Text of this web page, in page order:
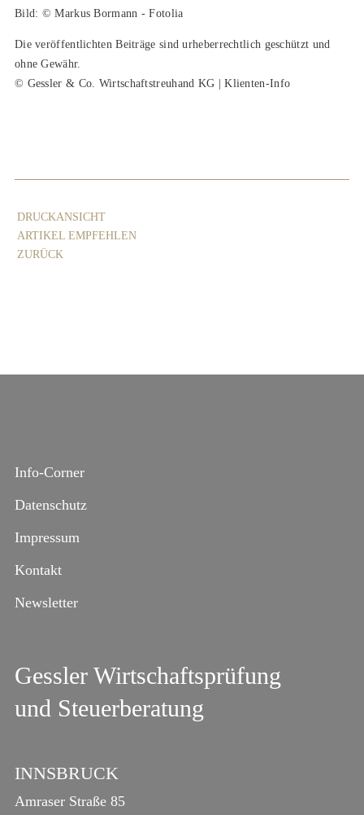
Bild: © Markus Bormann - Fotolia
Die veröffentlichten Beiträge sind urheberrechtlich geschützt und
ohne Gewähr.
© Gessler & Co. Wirtschaftstreuhand KG | Klienten-Info
DRUCKANSICHT
ARTIKEL EMPFEHLEN
ZURÜCK
Info-Corner
Datenschutz
Impressum
Kontakt
Newsletter
Gessler Wirtschaftsprüfung
und Steuerberatung
INNSBRUCK
Amraser Straße 85